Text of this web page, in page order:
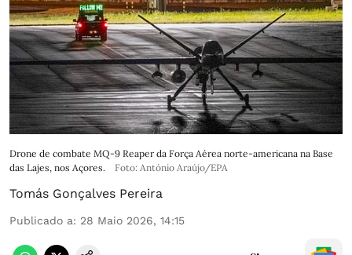
Drone de combate MQ-9 Reaper da Força Aérea norte-americana na Base
das Lajes, nos Açores.
Foto: António Araújo/EPA
Tomás Gonçalves Pereira
Publicado a: 28 Maio 2026, 14:15